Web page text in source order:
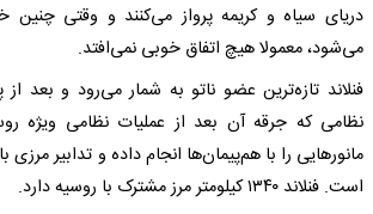
دریای سیاه و کریمه پرواز می‌کنند و وقتی
می‌شود، معمولا هیچ اتفاق خوبی نمی‌افتد.
فنلاند تازه‌ترین عضو ناتو به شمار می‌رود و بعد
نظامی که جرقه آن بعد از عملیات نظامی ویژه
مانورهایی را با هم‌پیمان‌ها انجام داده و تدابیر مرزی
است. فنلاند ۱۳۴۰ کیلومتر مرز مشترک با روسیه دارد.